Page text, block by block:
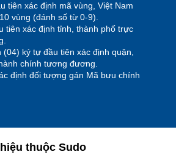
tiên xác định mã vùng, Việt Nam
vùng (đánh số từ 0-9).
tiên xác định tỉnh, thành phố trực
(04) ký tự đầu tiên xác định quận,
chính tương đương.
định đối tượng gán Mã bưu chính
thuộc Sudo